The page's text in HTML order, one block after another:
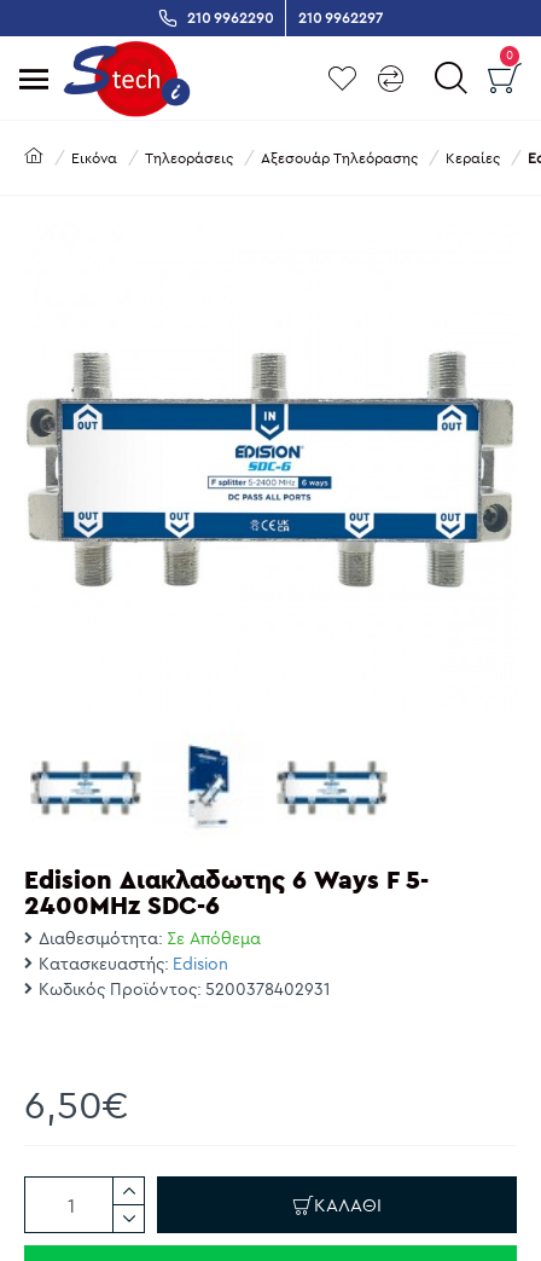
210 9962290 210 9962297
0
Εικόνα Τηλεοράσεις Αξεσουάρ Τηλεόρασης Κεραίες
Edision Διακλαδωτης 6 Ways F 5-
2400MHz SDC-6
Διαθεσιμότητα: Σε Απόθεμα
Κατασκευαστής: Edision
Κωδικός Προϊόντος: 5200378402931
6,50€
ΚΑΛΆΘΙ